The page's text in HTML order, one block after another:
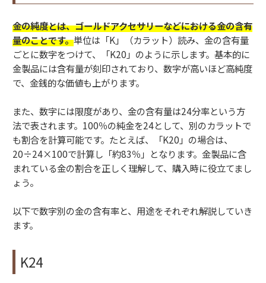
金の純度とは、ゴールドアクセサリーなどにおける金の含有
量のことです。単位は「K」（カラット）読み、金の含有量
ごとに数字をつけて、「K20」のように示します。基本的に
金製品には含有量が刻印されており、数字が高いほど高純度
で、金銭的な価値も上がります。
また、数字には限度があり、金の含有量は24分率という方
法で表されます。100％の純金を24として、別のカラットで
も割合を計算可能です。たとえば、「K20」の場合は、
20÷24×100で計算し「約83％」となります。金製品に含
まれている金の割合を正しく理解して、購入時に役立てまし
ょう。
以下で数字別の金の含有率と、用途をそれぞれ解説していき
ます。
K24